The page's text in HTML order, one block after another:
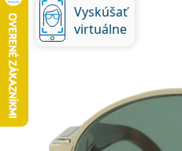
Vyskúšať
virtuálne